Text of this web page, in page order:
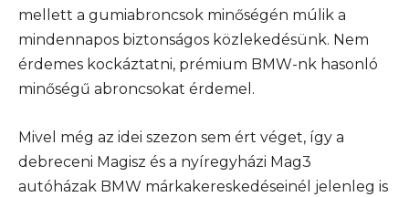
mellett a gumiabroncsok minőségén múlik a
mindennapos biztonságos közlekedésünk. Nem
érdemes kockáztatni, prémium BMW-nk hasonló
minőségű abroncsokat érdemel.
Mivel még az idei szezon sem ért véget, így a
debreceni Magisz és a nyíregyházi Mag3
autóházak BMW márkakereskedéseinél jelenleg is